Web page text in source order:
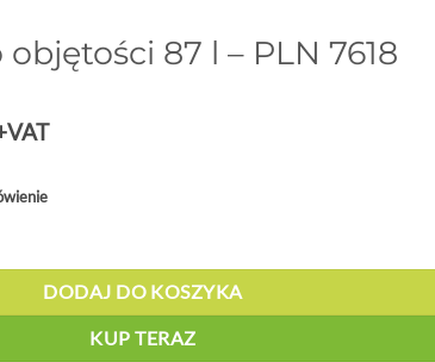
87 l – PLN 7618
DODAJ DO KOSZYKA
KUP TERAZ